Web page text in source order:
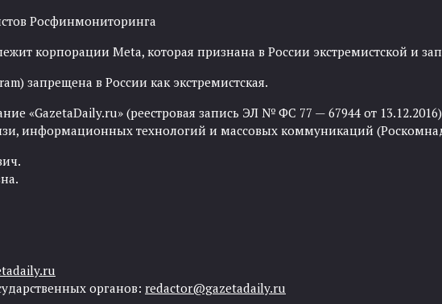
Росфинмониторинга
корпорации Meta, которая признана в России экстремистской и
запрещена в России как экстремистская.
«GazetaDaily.ru» (реестровая запись ЭЛ № ФС 77 — 67944 от
информационных технологий и массовых коммуникаций
органов: redactor@gazetadaily.ru